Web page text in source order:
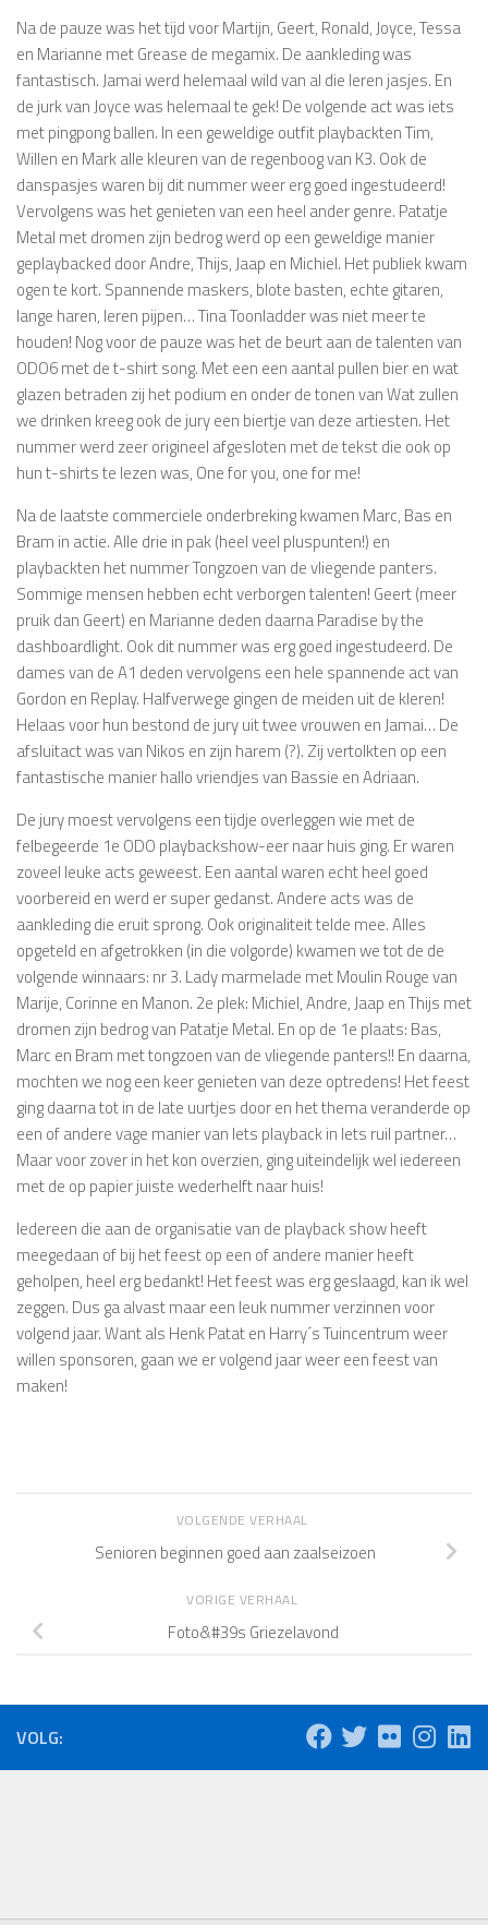
Na de pauze was het tijd voor Martijn, Geert, Ronald, Joyce, Tessa
en Marianne met Grease de megamix. De aankleding was
fantastisch. Jamai werd helemaal wild van al die leren jasjes. En
de jurk van Joyce was helemaal te gek! De volgende act was iets
met pingpong ballen. In een geweldige outfit playbackten Tim,
Willen en Mark alle kleuren van de regenboog van K3. Ook de
danspasjes waren bij dit nummer weer erg goed ingestudeerd!
Vervolgens was het genieten van een heel ander genre. Patatje
Metal met dromen zijn bedrog werd op een geweldige manier
geplaybacked door Andre, Thijs, Jaap en Michiel. Het publiek kwam
ogen te kort. Spannende maskers, blote basten, echte gitaren,
lange haren, leren pijpen… Tina Toonladder was niet meer te
houden! Nog voor de pauze was het de beurt aan de talenten van
ODO6 met de t-shirt song. Met een een aantal pullen bier en wat
glazen betraden zij het podium en onder de tonen van Wat zullen
we drinken kreeg ook de jury een biertje van deze artiesten. Het
nummer werd zeer origineel afgesloten met de tekst die ook op
hun t-shirts te lezen was, One for you, one for me!
Na de laatste commerciele onderbreking kwamen Marc, Bas en
Bram in actie. Alle drie in pak (heel veel pluspunten!) en
playbackten het nummer Tongzoen van de vliegende panters.
Sommige mensen hebben echt verborgen talenten! Geert (meer
pruik dan Geert) en Marianne deden daarna Paradise by the
dashboardlight. Ook dit nummer was erg goed ingestudeerd. De
dames van de A1 deden vervolgens een hele spannende act van
Gordon en Replay. Halfverwege gingen de meiden uit de kleren!
Helaas voor hun bestond de jury uit twee vrouwen en Jamai… De
afsluitact was van Nikos en zijn harem (?). Zij vertolkten op een
fantastische manier hallo vriendjes van Bassie en Adriaan.
De jury moest vervolgens een tijdje overleggen wie met de
felbegeerde 1e ODO playbackshow-eer naar huis ging. Er waren
zoveel leuke acts geweest. Een aantal waren echt heel goed
voorbereid en werd er super gedanst. Andere acts was de
aankleding die eruit sprong. Ook originaliteit telde mee. Alles
opgeteld en afgetrokken (in die volgorde) kwamen we tot de de
volgende winnaars: nr 3. Lady marmelade met Moulin Rouge van
Marije, Corinne en Manon. 2e plek: Michiel, Andre, Jaap en Thijs met
dromen zijn bedrog van Patatje Metal. En op de 1e plaats: Bas,
Marc en Bram met tongzoen van de vliegende panters!! En daarna,
mochten we nog een keer genieten van deze optredens! Het feest
ging daarna tot in de late uurtjes door en het thema veranderde op
een of andere vage manier van lets playback in lets ruil partner…
Maar voor zover in het kon overzien, ging uiteindelijk wel iedereen
met de op papier juiste wederhelft naar huis!
Iedereen die aan de organisatie van de playback show heeft
meegedaan of bij het feest op een of andere manier heeft
geholpen, heel erg bedankt! Het feest was erg geslaagd, kan ik wel
zeggen. Dus ga alvast maar een leuk nummer verzinnen voor
volgend jaar. Want als Henk Patat en Harry´s Tuincentrum weer
willen sponsoren, gaan we er volgend jaar weer een feest van
maken!
VOLGENDE VERHAAL
Senioren beginnen goed aan zaalseizoen
VORIGE VERHAAL
Foto&#39s Griezelavond
VOLG: